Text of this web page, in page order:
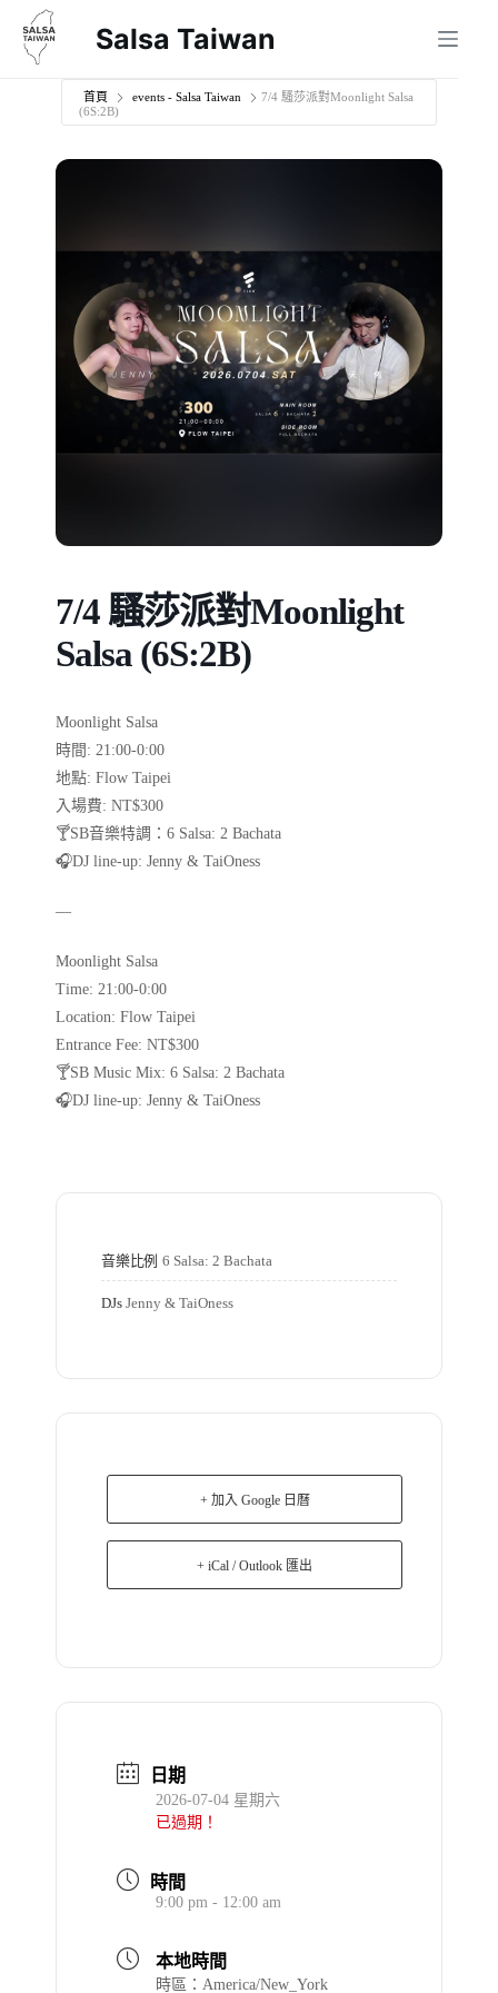
Salsa Taiwan
首頁 events - Salsa Taiwan
7/4 騷莎派對Moonlight Salsa
(6S:2B)
7/4 騷莎派對Moonlight
Salsa (6S:2B)
Moonlight Salsa
時間: 21:00-0:00
地點: Flow Taipei
入場費: NT$300
🍸SB音樂特調：6 Salsa: 2 Bachata
🎧DJ line-up: Jenny & TaiOness
—
Moonlight Salsa
Time: 21:00-0:00
Location: Flow Taipei
Entrance Fee: NT$300
🍸SB Music Mix: 6 Salsa: 2 Bachata
🎧DJ line-up: Jenny & TaiOness
音樂比例 6 Salsa: 2 Bachata
DJs Jenny & TaiOness
+ 加入 Google 日曆
+ iCal / Outlook 匯出
日期
2026-07-04 星期六
已過期！
時間
9:00 pm - 12:00 am
本地時間
時區： America/New_York